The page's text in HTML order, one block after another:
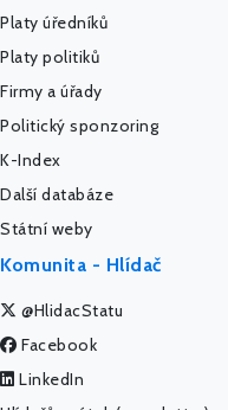
Platy úředníků
Platy politiků
Firmy a úřady
Politický sponzoring
K-Index
Další databáze
Státní weby
Komunita - Hlídač
@HlidacStatu
Facebook
LinkedIn